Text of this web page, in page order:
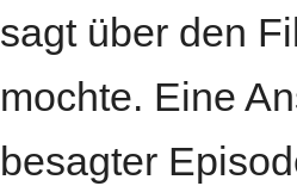
sagt über den
mochte. Eine
besagter